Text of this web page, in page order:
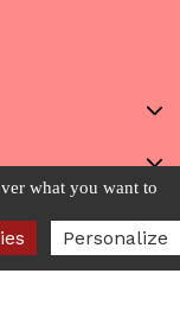
what you want to
Personalize